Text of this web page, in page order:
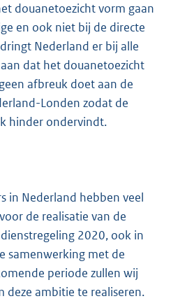
douanetoezicht vorm gaan
en ook niet bij de directe
Nederland er bij alle
dat het douanetoezicht
afbreuk doet aan de
Londen zodat de
hinder ondervindt.
in Nederland hebben veel
de realisatie van de
2020, ook in
samenwerking met de
periode zullen wij
deze ambitie te realiseren.